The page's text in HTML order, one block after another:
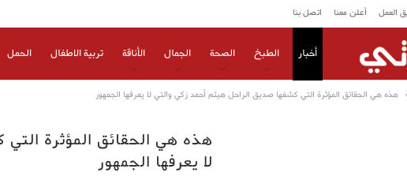
العمل أعلن معنا اتصل بنا
أخبار الطبخ الصحة الجمال الأناقة تربية الاطفال الحمل
هذه هي الحقائق المؤثرة التي كشفها صديق الراحل هيثم أحمد زكي والتي لا يعرفها الجمهور
هذه هي الحقائق المؤثرة
لا يعرفها الجمهور